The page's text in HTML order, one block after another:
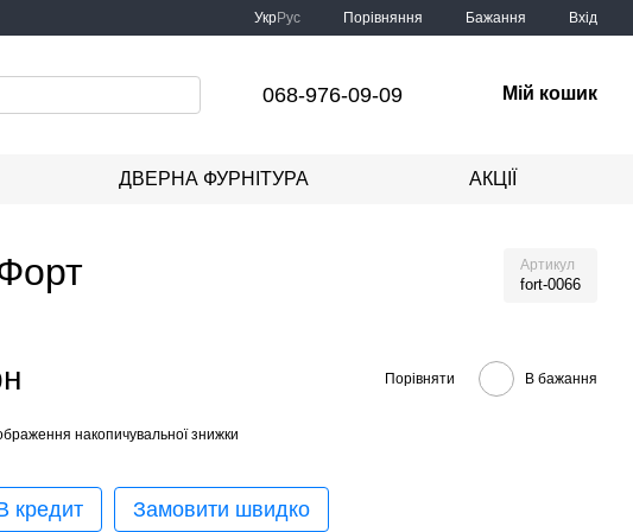
УкрРус Порівняння Бажання Вхід
068-976-09-09 Мій кошик
ДВЕРНА ФУРНІТУРА АКЦІЇ
Артикул
fort-0066
Порівняти В бажання
накопичувальної знижки
кредит Замовити швидко